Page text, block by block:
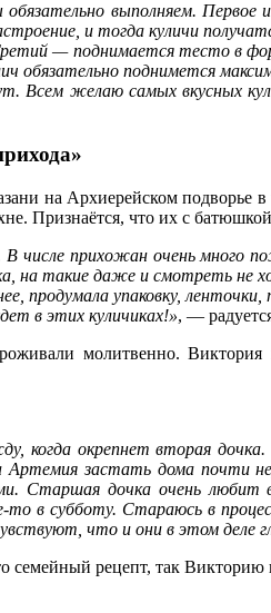
выполняем.
и тогда куличи
— поднимается тесто в
обязательно поднимется
Всем желаю самых вкусных
на Архиерейском подворье
Признаётся, что их с
числе прихожан очень много
на такие даже и смотреть
продумала упаковку,
в этих куличиках!», —
молитвенно.
окрепнет вторая
застать дома почти
Старшая дочка очень любит
то в субботу. Стараюсь в
что и они в этом деле
семейный рецепт, так Викторию